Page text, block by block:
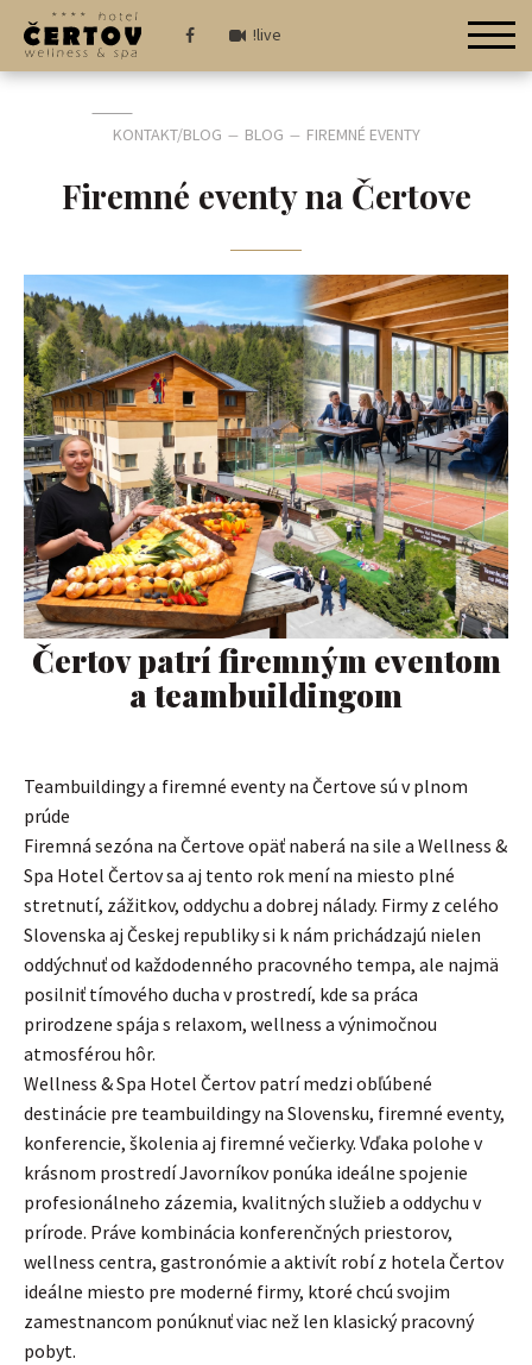
!live
KONTAKT/BLOG — BLOG — FIREMNÉ EVENTY
Firemné eventy na Čertove
Čertov patrí firemným eventom
a teambuildingom
Teambuildingy a firemné eventy na Čertove sú v plnom
prúde
Firemná sezóna na Čertove opäť naberá na sile a Wellness &
Spa Hotel Čertov sa aj tento rok mení na miesto plné
stretnutí, zážitkov, oddychu a dobrej nálady. Firmy z celého
Slovenska aj Českej republiky si k nám prichádzajú nielen
oddýchnuť od každodenného pracovného tempa, ale najmä
posilniť tímového ducha v prostredí, kde sa práca
prirodzene spája s relaxom, wellness a výnimočnou
atmosférou hôr.
Wellness & Spa Hotel Čertov patrí medzi obľúbené
destinácie pre teambuildingy na Slovensku, firemné eventy,
konferencie, školenia aj firemné večierky. Vďaka polohe v
krásnom prostredí Javorníkov ponúka ideálne spojenie
profesionálneho zázemia, kvalitných služieb a oddychu v
prírode. Práve kombinácia konferenčných priestorov,
wellness centra, gastronómie a aktivít robí z hotela Čertov
ideálne miesto pre moderné firmy, ktoré chcú svojim
zamestnancom ponúknuť viac než len klasický pracovný
pobyt.